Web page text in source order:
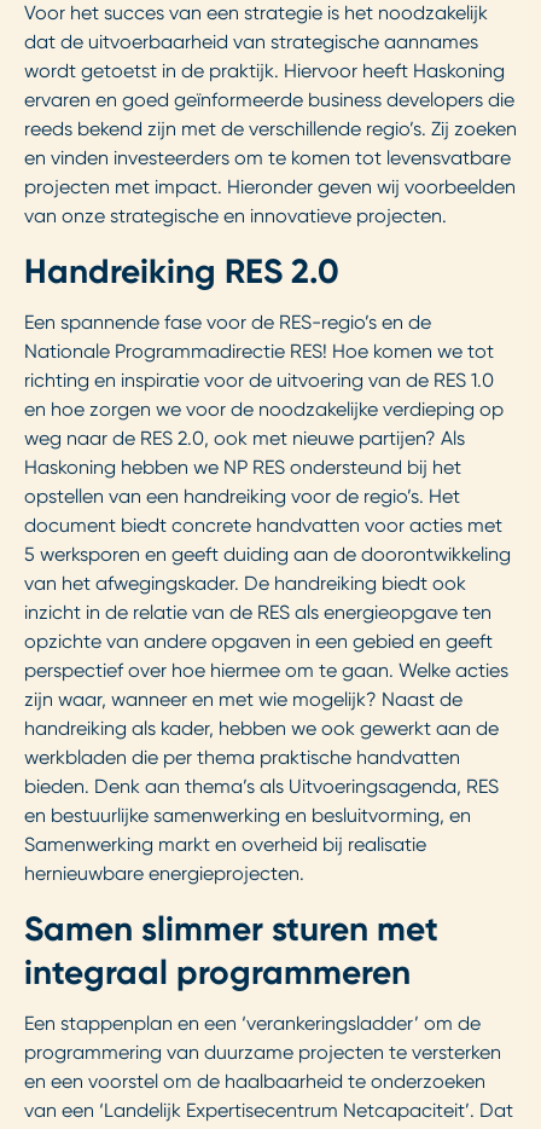
Voor het succes van een strategie is het noodzakelijk
dat de uitvoerbaarheid van strategische aannames
wordt getoetst in de praktijk. Hiervoor heeft Haskoning
ervaren en goed geïnformeerde business developers die
reeds bekend zijn met de verschillende regio’s. Zij zoeken
en vinden investeerders om te komen tot levensvatbare
projecten met impact. Hieronder geven wij voorbeelden
van onze strategische en innovatieve projecten.
Handreiking RES 2.0
Een spannende fase voor de RES-regio’s en de
Nationale Programmadirectie RES! Hoe komen we tot
richting en inspiratie voor de uitvoering van de RES 1.0
en hoe zorgen we voor de noodzakelijke verdieping op
weg naar de RES 2.0, ook met nieuwe partijen? Als
Haskoning hebben we NP RES ondersteund bij het
opstellen van een handreiking voor de regio’s. Het
document biedt concrete handvatten voor acties met
5 werksporen en geeft duiding aan de doorontwikkeling
van het afwegingskader. De handreiking biedt ook
inzicht in de relatie van de RES als energieopgave ten
opzichte van andere opgaven in een gebied en geeft
perspectief over hoe hiermee om te gaan. Welke acties
zijn waar, wanneer en met wie mogelijk? Naast de
handreiking als kader, hebben we ook gewerkt aan de
werkbladen die per thema praktische handvatten
bieden. Denk aan thema’s als Uitvoeringsagenda, RES
en bestuurlijke samenwerking en besluitvorming, en
Samenwerking markt en overheid bij realisatie
hernieuwbare energieprojecten.
Samen slimmer sturen met
integraal programmeren
Een stappenplan en een ‘verankeringsladder’ om de
programmering van duurzame projecten te versterken
en een voorstel om de haalbaarheid te onderzoeken
van een ‘Landelijk Expertisecentrum Netcapaciteit’. Dat